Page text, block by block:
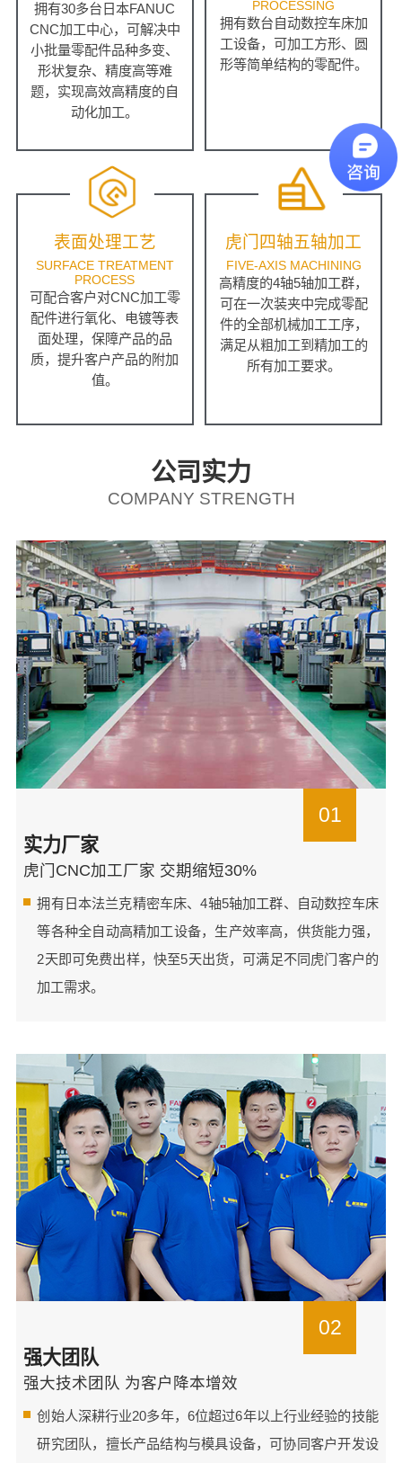
拥有30多台日本FANUC
CNC加工中心，可解决中
小批量零配件品种多变、
形状复杂、精度高等难
题，实现高效高精度的自
动化加工。
PROCESSING
拥有数台自动数控车床加
工设备，可加工方形、圆
形等简单结构的零配件。
表面处理工艺
SURFACE TREATMENT
PROCESS
可配合客户对CNC加工零
配件进行氧化、电镀等表
面处理，保障产品的品
质，提升客户产品的附加
值。
虎门四轴五轴加工
FIVE-AXIS MACHINING
高精度的4轴5轴加工群，
可在一次装夹中完成零配
件的全部机械加工工序，
满足从粗加工到精加工的
所有加工要求。
公司实力
COMPANY STRENGTH
01
实力厂家
虎门CNC加工厂家 交期缩短30%
拥有日本法兰克精密车床、4轴5轴加工群、自动数控车床
等各种全自动高精加工设备，生产效率高，供货能力强，
2天即可免费出样，快至5天出货，可满足不同虎门客户的
加工需求。
02
强大团队
强大技术团队 为客户降本增效
创始人深耕行业20多年，6位超过6年以上行业经验的技能
研究团队，擅长产品结构与模具设备，可协同客户开发设